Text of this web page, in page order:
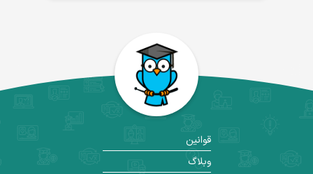
قوانین
وبلاگ